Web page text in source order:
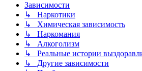
Зависимости
↳ Наркотики
↳ Химическая зависимость
↳ Наркомания
↳ Алкоголизм
↳ Реальные истории
↳ Другие зависимости